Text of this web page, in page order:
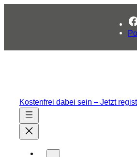
Kostenfrei dabei sein – Jetzt